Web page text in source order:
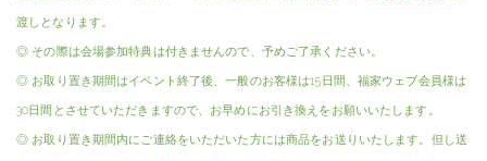
渡しとなります。
◎ その際は会場参加特典は付きませんので、予めご了承ください。
◎ お取り置き期間はイベント終了後、一般のお客様は15日間、福家ウェブ会員様は
30日間とさせていただきますので、お早めにお引き換えをお願いいたします。
◎ お取り置き期間内にご連絡をいただいた方には商品をお送りいたします。但し送